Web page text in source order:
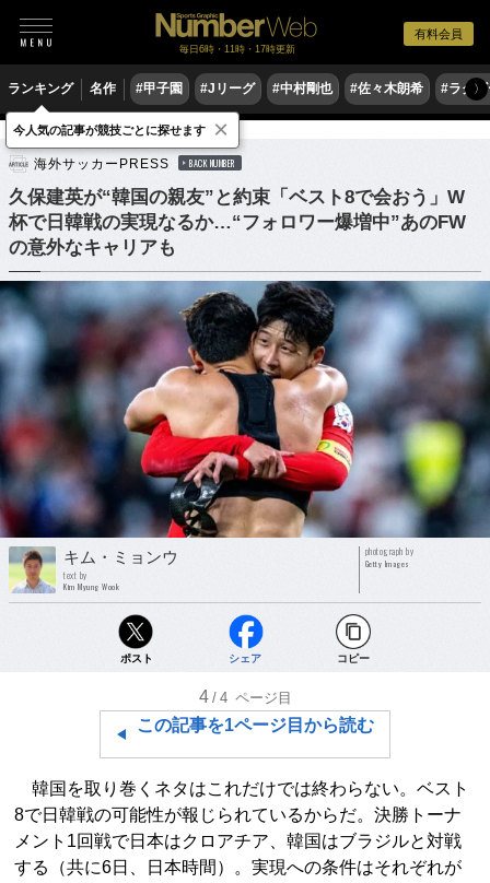
有料会員
毎日6時・11時・17時更新
ランキング 名作 #甲子園 #Jリーグ #中村剛也 #佐々木朗希 #ラグ〉
サッカー サッカー日本代表
海外サッカーPRESS BACK NUMBER
久保建英が“韓国の親友”と約束「ベスト8で会おう」W
杯で日韓戦の実現なるか…“フォロワー爆増中”あのFW
の意外なキャリアも
キム・ミョンウ
text by
Kim Myung Wook
photograph by
Getty Images
ポスト シェア コピー
4 /4 ページ目
この記事を1ページ目から読む
韓国を取り巻くネタはこれだけでは終わらない。ベスト
8で日韓戦の可能性が報じられているからだ。決勝トーナ
メント1回戦で日本はクロアチア、韓国はブラジルと対戦
する（共に6日、日本時間）。実現への条件はそれぞれが
今人気の記事が競技ごとに探せます ×